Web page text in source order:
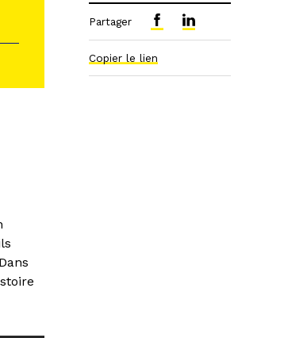
Partager
Copier le lien